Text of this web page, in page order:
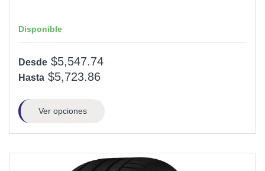
Disponible
Desde $5,547.74
Hasta $5,723.86
Ver opciones